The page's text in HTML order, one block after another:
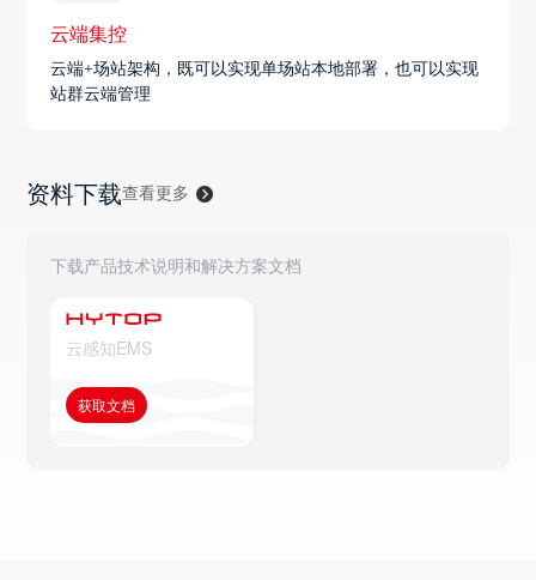
云端集控
云端+场站架构，既可以实现单场站本地部署，也可以实现
站群云端管理
资料下载查看更多
下载产品技术说明和解决方案文档
云感知EMS
获取文档